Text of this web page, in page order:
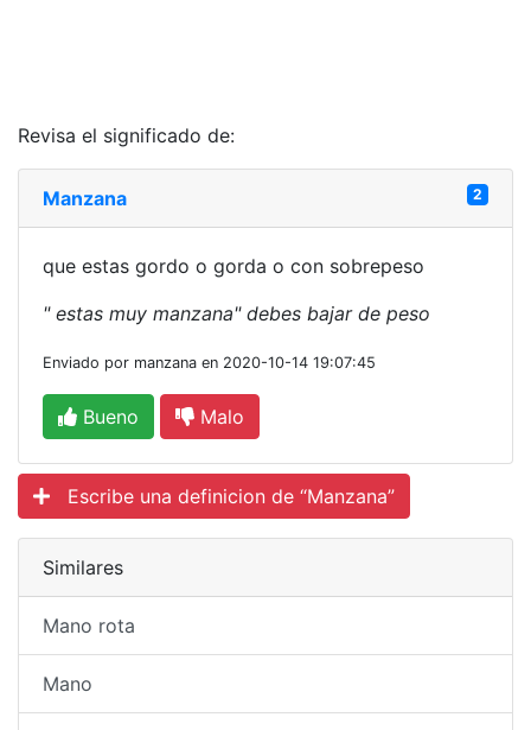
Revisa el significado de:
Manzana 2
que estas gordo o gorda o con sobrepeso
" estas muy manzana" debes bajar de peso
Enviado por manzana en 2020-10-14 19:07:45
Bueno Malo
Escribe una definicion de “Manzana”
Similares
Mano rota
Mano